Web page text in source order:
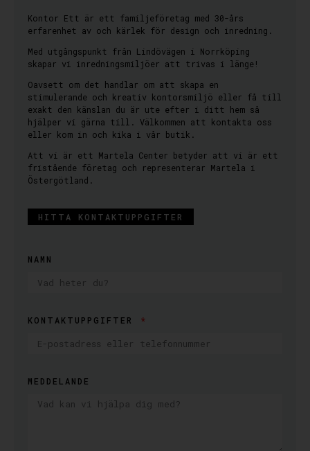
Kontor Ett är ett familjeföretag med 30-års
erfarenhet av och kärlek för design och inredning.
Med utgångspunkt från Lindövägen i Norrköping
skapar vi inredningsmiljöer att trivas i länge!
Oavsett om det handlar om att skapa en
stimulerande och kreativ kontorsmiljö eller få till
exakt den känslan du är ute efter i ditt hem så
hjälper vi gärna till. Välkommen att kontakta oss
eller kom in och kika i vår butik.
Att vi är ett Martela Center betyder att vi är ett
fristående företag och representerar Martela i
Östergötland.
HITTA KONTAKTUPPGIFTER
NAMN
KONTAKTUPPGIFTER
MEDDELANDE